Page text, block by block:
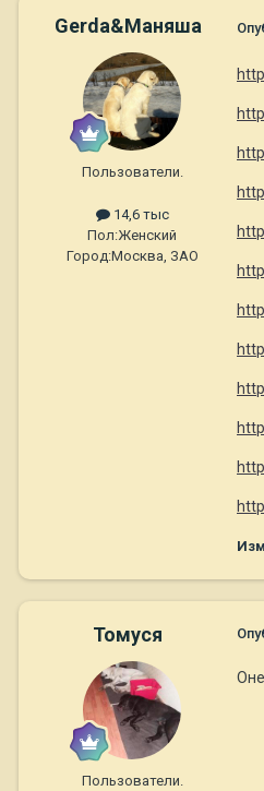
Gerda&Маняша
Пользователи.
14,6 тыс
Пол:Женский
Город:Москва, ЗАО
Томуся
Пользователи.